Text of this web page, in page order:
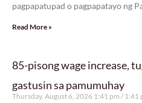
pagpapatupad o pagpapatayo ng
Read More »
85-pisong wage increase,
gastusin sa pamumuhay
Thursday, August 6, 2026 1:41 pm 1:41